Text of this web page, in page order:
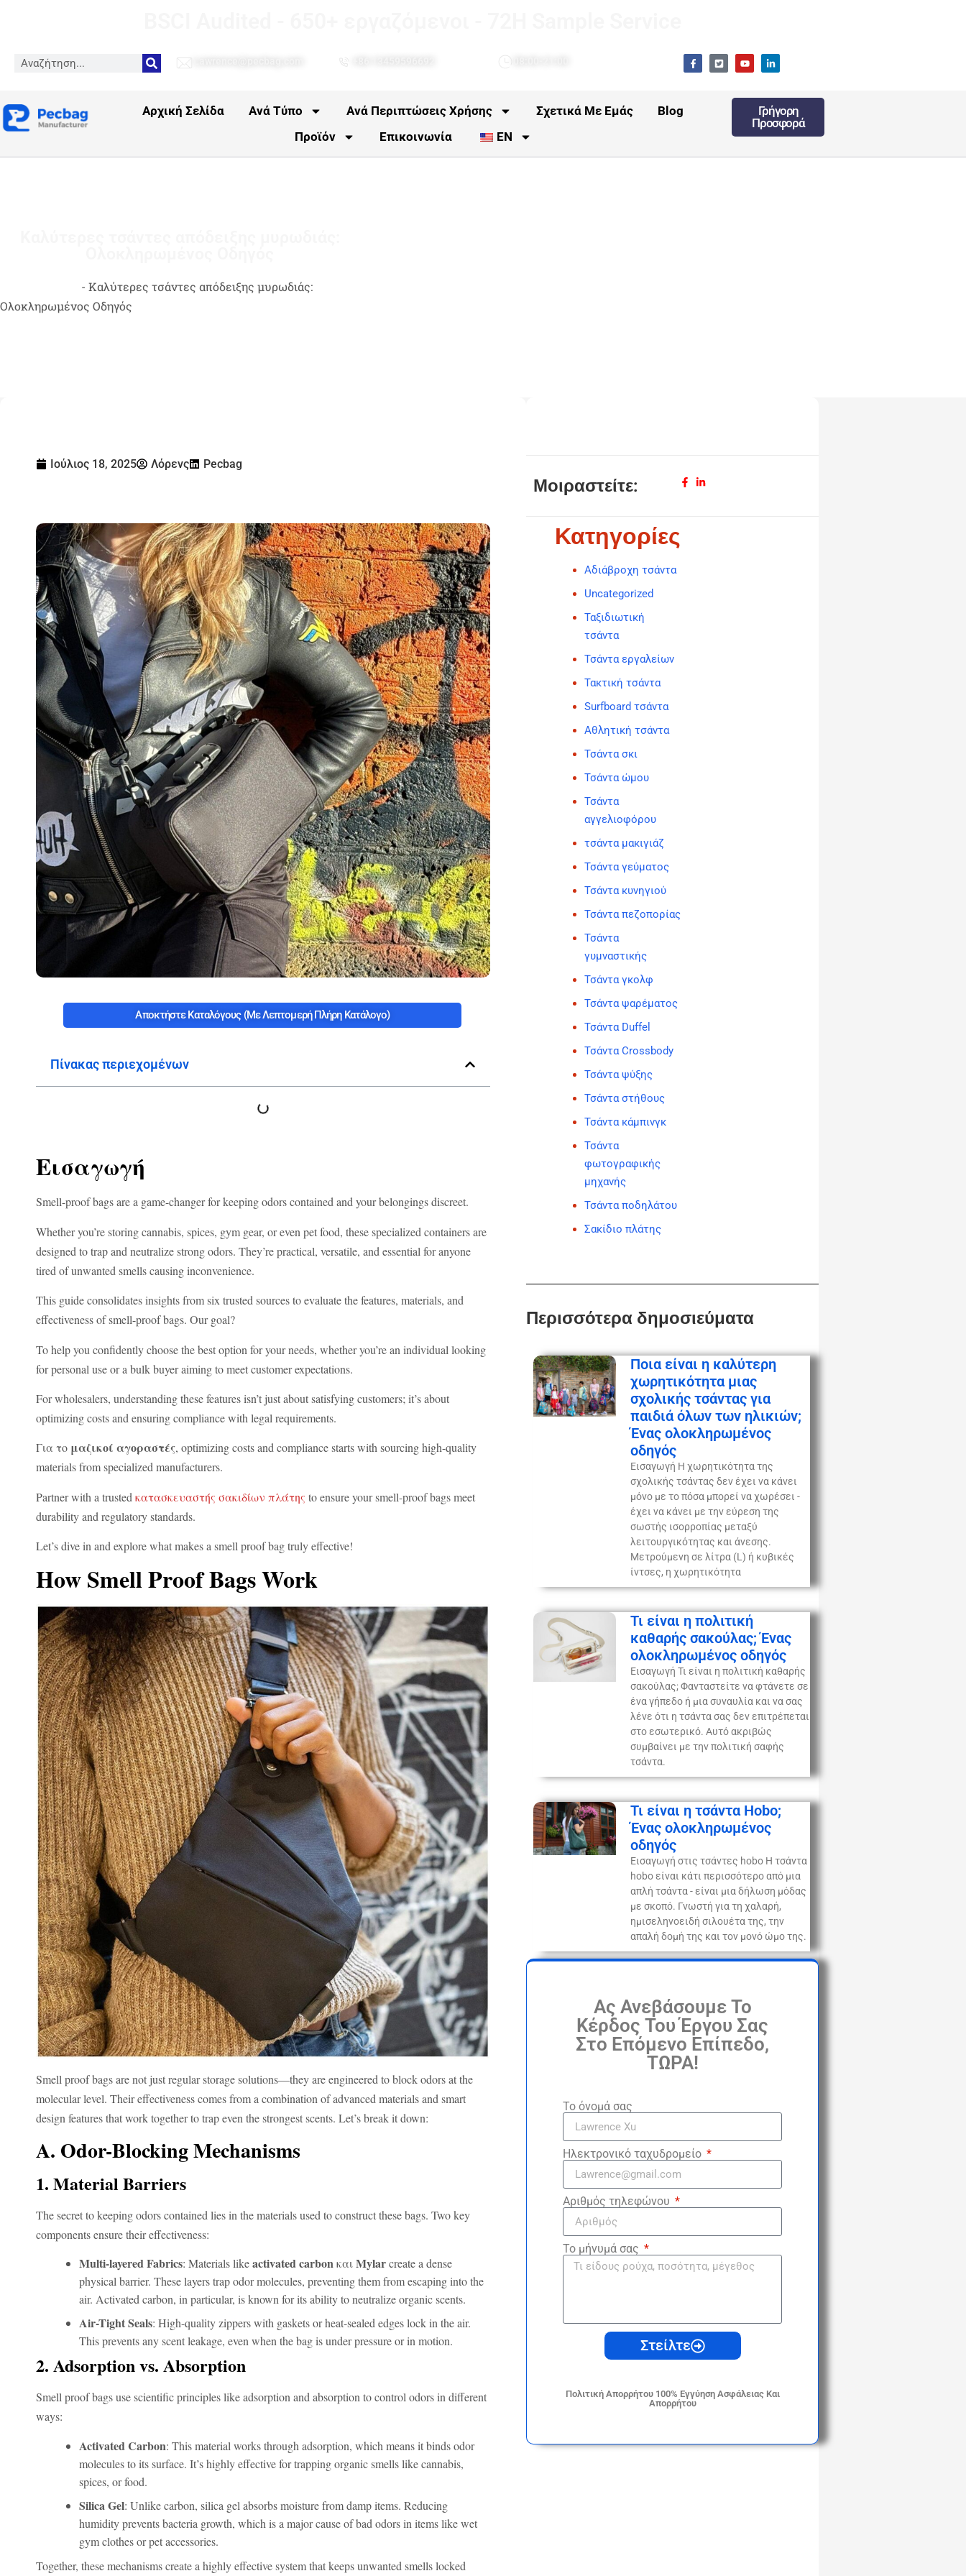
Αρχική Σελίδα Ανά Τύπο Ανά Περιπτώσεις Χρήσης Σχετικά Με Εμάς
Blog
Προϊόν
Επικοινωνία EN
Γρήγορη
Προσφορά
- Καλύτερες τσάντες απόδειξης μυρωδιάς:
Ολοκληρωμένος Οδηγός
Ιούλιος 18, 2025 Λόρενς Pecbag
Αποκτήστε Καταλόγους (με Λεπτομερή Πλήρη Κατάλογο)
Πίνακας περιεχομένων
Εισαγωγή
Smell-proof bags are a game-changer for keeping odors contained and your belongings discreet.
Whether you’re storing cannabis, spices, gym gear, or even pet food, these specialized containers are
designed to trap and neutralize strong odors. They’re practical, versatile, and essential for anyone
tired of unwanted smells causing inconvenience.
This guide consolidates insights from six trusted sources to evaluate the features, materials, and
effectiveness of smell-proof bags. Our goal?
To help you confidently choose the best option for your needs, whether you’re an individual looking
for personal use or a bulk buyer aiming to meet customer expectations.
For wholesalers, understanding these features isn’t just about satisfying customers; it’s about
optimizing costs and ensuring compliance with legal requirements.
Για το μαζικοί αγοραστές, optimizing costs and compliance starts with sourcing high-quality
materials from specialized manufacturers.
Partner with a trusted κατασκευαστής σακιδίων πλάτης to ensure your smell-proof bags meet
durability and regulatory standards.
Let’s dive in and explore what makes a smell proof bag truly effective!
How Smell Proof Bags Work
Smell proof bags are not just regular storage solutions—they are engineered to block odors at the
molecular level. Their effectiveness comes from a combination of advanced materials and smart
design features that work together to trap even the strongest scents. Let’s break it down:
A. Odor-Blocking Mechanisms
1. Material Barriers
The secret to keeping odors contained lies in the materials used to construct these bags. Two key
components ensure their effectiveness:
Multi-layered Fabrics: Materials likeactivated carbonκαιMylarcreate a dense
physical barrier. These layers trap odor molecules, preventing them from escaping into the
air. Activated carbon, in particular, is known for its ability to neutralize organic scents.
Air-Tight Seals: High-quality zippers with gaskets or heat-sealed edges lock in the air.
This prevents any scent leakage, even when the bag is under pressure or in motion.
2. Adsorption vs. Absorption
Smell proof bags use scientific principles like adsorption and absorption to control odors in different
ways:
Activated Carbon: This material works through adsorption, which means it binds odor
molecules to its surface. It’s highly effective for trapping organic smells like cannabis,
spices, or food.
Silica Gel: Unlike carbon, silica gel absorbs moisture from damp items. Reducing
humidity prevents bacteria growth, which is a major cause of bad odors in items like wet
gym clothes or pet accessories.
Together, these mechanisms create a highly effective system that keeps unwanted smells locked
Μοιραστείτε:
Κατηγορίες
Αδιάβροχη τσάντα
Uncategorized
Ταξιδιωτική
τσάντα
Τσάντα εργαλείων
Τακτική τσάντα
Surfboard τσάντα
Αθλητική τσάντα
Τσάντα σκι
Τσάντα ώμου
Τσάντα
αγγελιοφόρου
τσάντα μακιγιάζ
Τσάντα γεύματος
Τσάντα κυνηγιού
Τσάντα πεζοπορίας
Τσάντα
γυμναστικής
Τσάντα γκολφ
Τσάντα ψαρέματος
Τσάντα Duffel
Τσάντα Crossbody
Τσάντα ψύξης
Τσάντα στήθους
Τσάντα κάμπινγκ
Τσάντα
φωτογραφικής
μηχανής
Τσάντα ποδηλάτου
Σακίδιο πλάτης
Περισσότερα δημοσιεύματα
Ποια είναι η καλύτερη
χωρητικότητα μιας
σχολικής τσάντας για
παιδιά όλων των ηλικιών;
Ένας ολοκληρωμένος
οδηγός
Εισαγωγή Η χωρητικότητα της
σχολικής τσάντας δεν έχει να κάνει
μόνο με το πόσα μπορεί να χωρέσει -
έχει να κάνει με την εύρεση της
σωστής ισορροπίας μεταξύ
λειτουργικότητας και άνεσης.
Μετρούμενη σε λίτρα (L) ή κυβικές
ίντσες, η χωρητικότητα
Τι είναι η πολιτική
καθαρής σακούλας; Ένας
ολοκληρωμένος οδηγός
Εισαγωγή Τι είναι η πολιτική καθαρής
σακούλας; Φανταστείτε να φτάνετε σε
ένα γήπεδο ή μια συναυλία και να σας
λένε ότι η τσάντα σας δεν επιτρέπεται
στο εσωτερικό. Αυτό ακριβώς
συμβαίνει με την πολιτική σαφής
τσάντα.
Τι είναι η τσάντα Hobo;
Ένας ολοκληρωμένος
οδηγός
Εισαγωγή στις τσάντες hobo Η τσάντα
hobo είναι κάτι περισσότερο από μια
απλή τσάντα - είναι μια δήλωση μόδας
με σκοπό. Γνωστή για τη χαλαρή,
ημισεληνοειδή σιλουέτα της, την
απαλή δομή της και τον μονό ώμο της.
Ας Ανεβάσουμε Το
Κέρδος Του Έργου Σας
Στο Επόμενο Επίπεδο,
ΤΩΡΑ!
Το όνομά σας
Ηλεκτρονικό ταχυδρομείο
Αριθμός τηλεφώνου
Το μήνυμά σας
Στείλτε
Πολιτική Απορρήτου 100% Εγγύηση Ασφάλειας Και
Απορρήτου